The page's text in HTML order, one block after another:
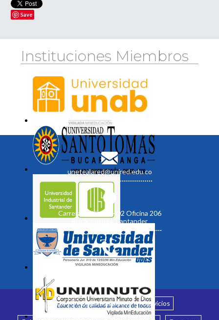
Save
Instituciones Miembros
unetealared@unired.edu.co
Carrera 19 No. 35 - 02 Oficina 206
Bucaramanga, Santander
Inicio ¿Quiénes somos? Servicios